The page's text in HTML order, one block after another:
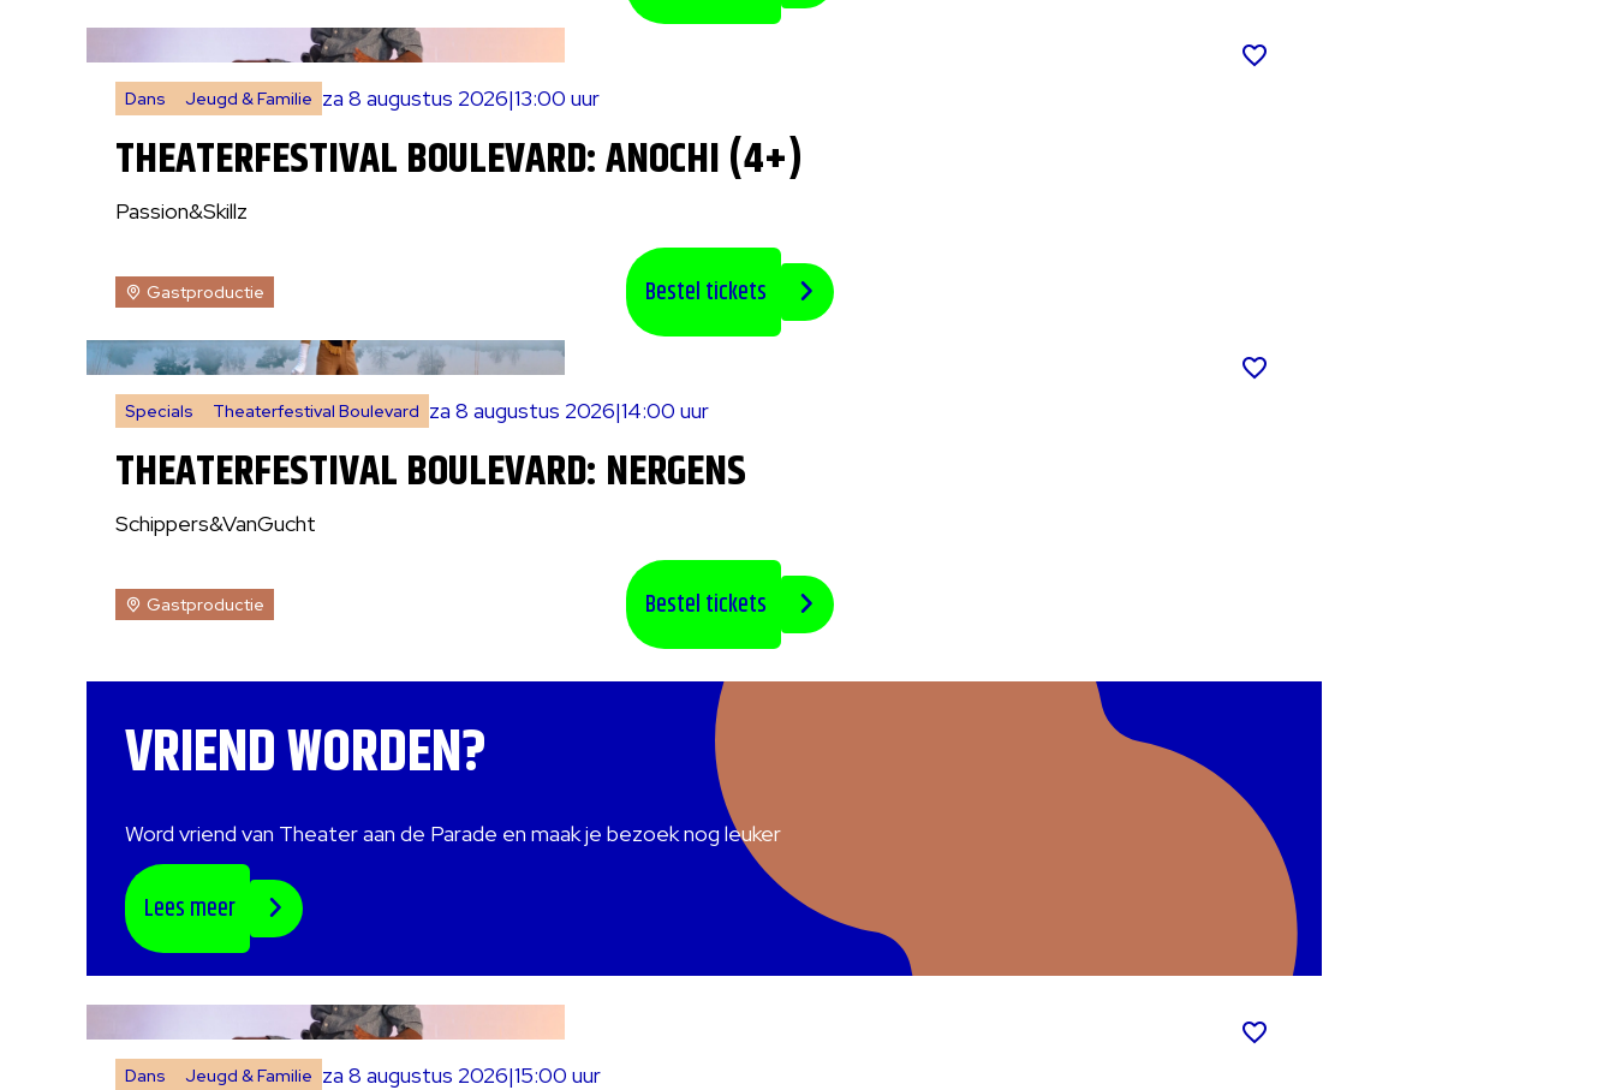
THEATERFESTIVAL BOULEVARD: ANOCHI (4+)
Dans Jeugd & Familie za 8 augustus 2026|13:00 uur
Passion&Skillz
Gastproductie Bestel tickets
THEATERFESTIVAL BOULEVARD: NERGENS
Specials Theaterfestival Boulevard za 8 augustus 2026|14:00 uur
Schippers&VanGucht
Gastproductie Bestel tickets
VRIEND WORDEN?
Word vriend van Theater aan de Parade en maak je bezoek nog leuker
Lees meer
Dans Jeugd & Familie za 8 augustus 2026|15:00 uur